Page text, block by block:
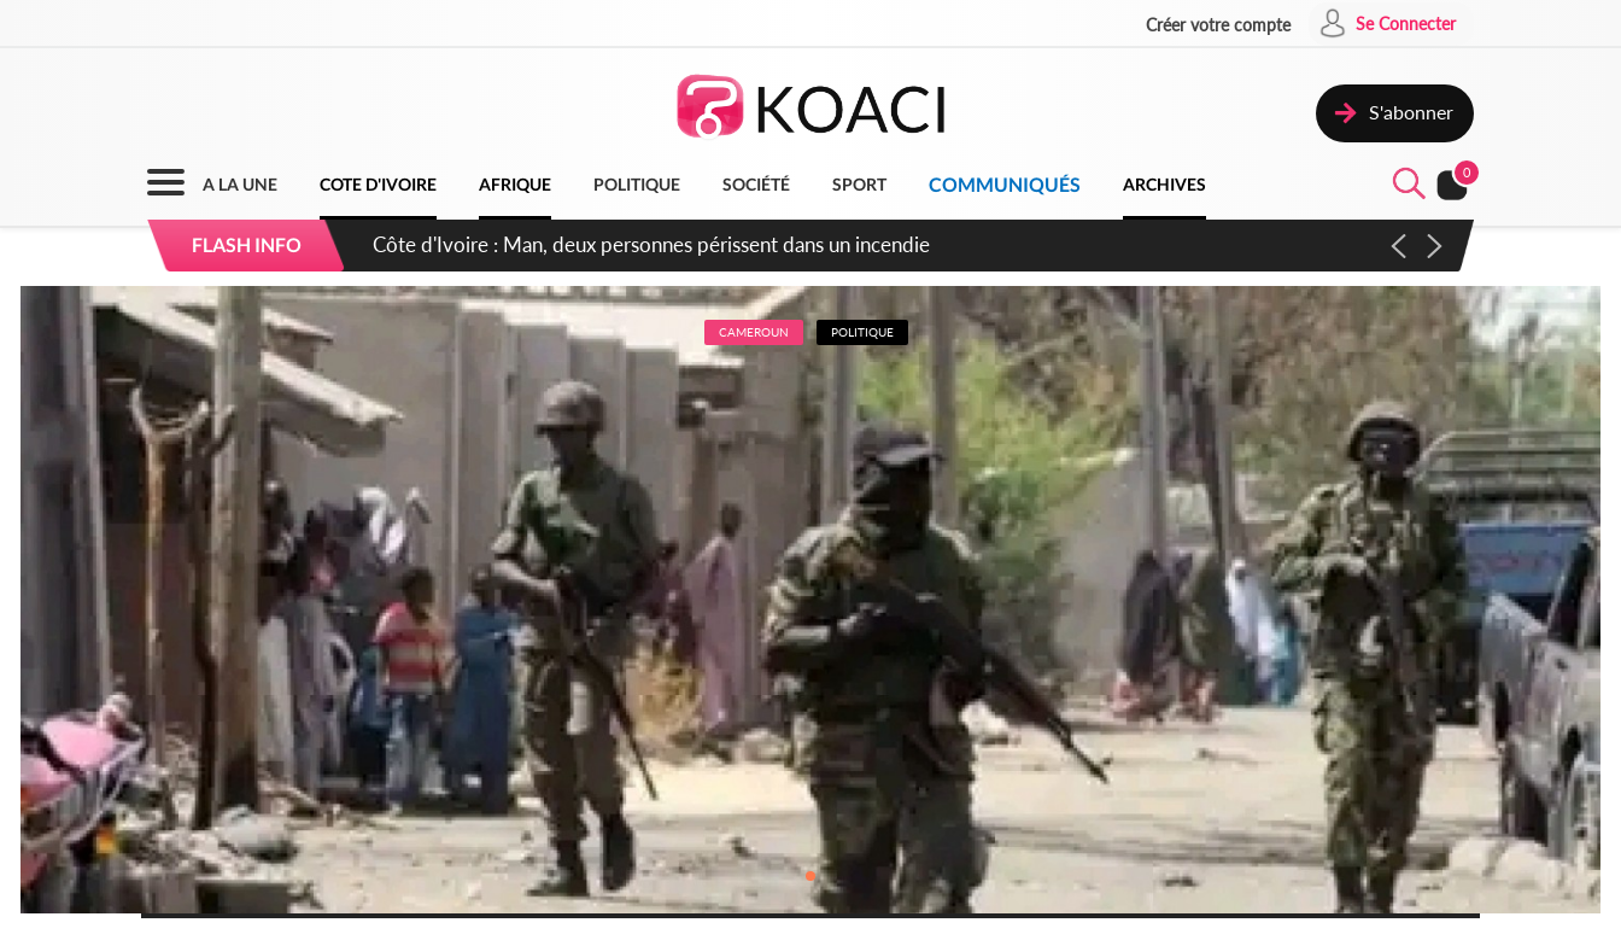
Créer votre compte Se Connecter
S'abonner
A LA UNE COTE D'IVOIRE AFRIQUE POLITIQUE SOCIÉTÉ SPORT COMMUNIQUÉS ARCHIVES
0
FLASH INFO
Côte d'Ivoire : Séileu, la célébration de la fête nationale transformée en vaste campagne contre les produits
dépigmentants dangereux
CAMEROUN POLITIQUE